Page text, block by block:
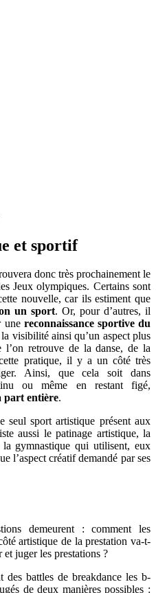
et sportif
donc très prochainement le
Jeux olympiques. Certains sont
nouvelle, car ils estiment que
un sport. Or, pour d’autres, il
une reconnaissance sportive du
visibilité ainsi qu’un aspect plus
l’on retrouve de la danse, de la
pratique, il y a un côté très
Ainsi, que cela soit dans
ou même en restant figé,
part entière.
seul sport artistique présent aux
aussi le patinage artistique, la
gymnastique qui utilisent, eux
l’aspect créatif demandé par ses
demeurent :comment les
artistique de la prestation va-t-
juger les prestations ?
des battles de breakdance les b-
de deux manières possibles :